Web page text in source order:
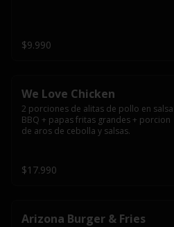
$9.990
We Love Chicken
2 porciones de alitas de pollo en salsa
BBQ + papas fritas grandes + porcion
de aros de cebolla y salsas.
$17.990
Arizona Burger & Fries